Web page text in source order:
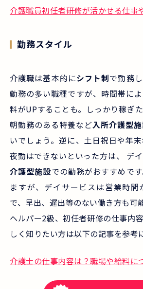
介護職員初任者研修が活かせる仕事
勤務スタイル
介護職は基本的にシフト制で勤務
勤務の多い職種ですが、時間帯に
料がUPすることも。しっかり稼ぎ
朝勤務のある特養など入所介護型
いでしょう。逆に、土日祝日や年末
夜勤はできないといった方は、 デ
介護型施設での勤務がおすすめで
ますが、デイサービスは営業時間
で、早出、遅出等のない働き方も可
ヘルパー2級、初任者研修の仕事内
しく知りたい方は以下の記事を参考
介護士の仕事内容は？職場や給料に